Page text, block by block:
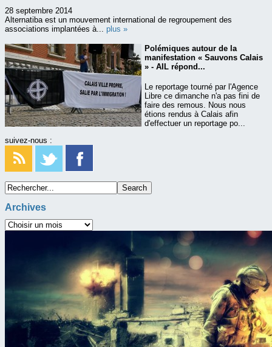
28 septembre 2014
Alternatiba est un mouvement international de regroupement des
associations implantées à... plus »
Polémiques autour de la
manifestation « Sauvons Calais
» - AIL répond...
Le reportage tourné par l'Agence
Libre ce dimanche n'a pas fini de
faire des remous. Nous nous
étions rendus à Calais afin
d'effectuer un reportage po...
suivez-nous :
Archives